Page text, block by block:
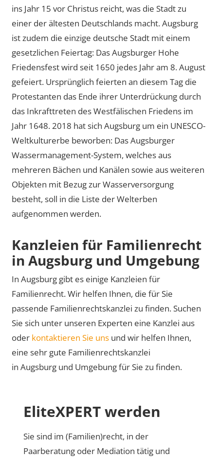
ins Jahr 15 vor Christus reicht, was die Stadt zu
einer der ältesten Deutschlands macht. Augsburg
ist zudem die einzige deutsche Stadt mit einem
gesetzlichen Feiertag: Das Augsburger Hohe
Friedensfest wird seit 1650 jedes Jahr am 8. August
gefeiert. Ursprünglich feierten an diesem Tag die
Protestanten das Ende ihrer Unterdrückung durch
das Inkrafttreten des Westfälischen Friedens im
Jahr 1648. 2018 hat sich Augsburg um ein UNESCO-
Weltkulturerbe beworben: Das Augsburger
Wassermanagement-System, welches aus
mehreren Bächen und Kanälen sowie aus weiteren
Objekten mit Bezug zur Wasserversorgung
besteht, soll in die Liste der Welterben
aufgenommen werden.
Kanzleien für Familienrecht
in Augsburg und Umgebung
In Augsburg gibt es einige Kanzleien für
Familienrecht. Wir helfen Ihnen, die für Sie
passende Familienrechtskanzlei zu finden. Suchen
Sie sich unter unseren Experten eine Kanzlei aus
oder kontaktieren Sie uns und wir helfen Ihnen,
eine sehr gute Familienrechtskanzlei
in Augsburg und Umgebung für Sie zu finden.
EliteXPERT werden
Sie sind im (Familien)recht, in der
Paarberatung oder Mediation tätig und